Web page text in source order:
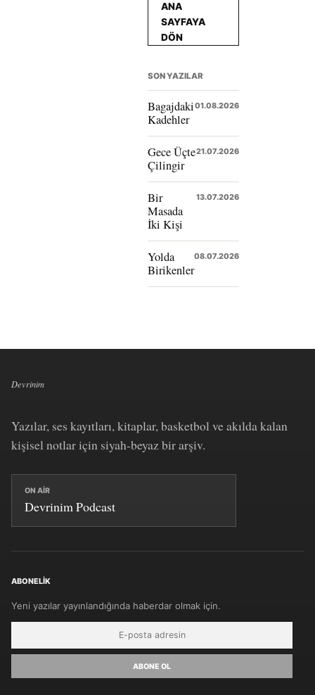
ANA
SAYFAYA
DÖN
SON YAZILAR
Bagajdaki
Kadehler
01.08.2026
Gece Üçte
Çilingir
21.07.2026
Bir
Masada
İki Kişi
13.07.2026
Yolda
Birikenler
08.07.2026
Devrinim
Yazılar, ses kayıtları, kitaplar, basketbol ve akılda kalan
kişisel notlar için siyah-beyaz bir arşiv.
ON AIR
Devrinim Podcast
ABONELIK
Yeni yazılar yayınlandığında haberdar olmak için.
ABONE OL